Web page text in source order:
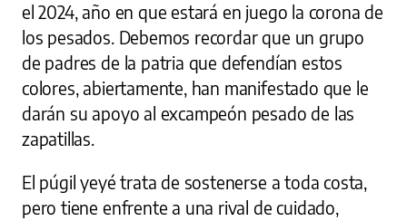
el 2024, año en que estará en juego la corona de
los pesados. Debemos recordar que un grupo
de padres de la patria que defendían estos
colores, abiertamente, han manifestado que le
darán su apoyo al excampeón pesado de las
zapatillas.
El púgil yeyé trata de sostenerse a toda costa,
pero tiene enfrente a una rival de cuidado,